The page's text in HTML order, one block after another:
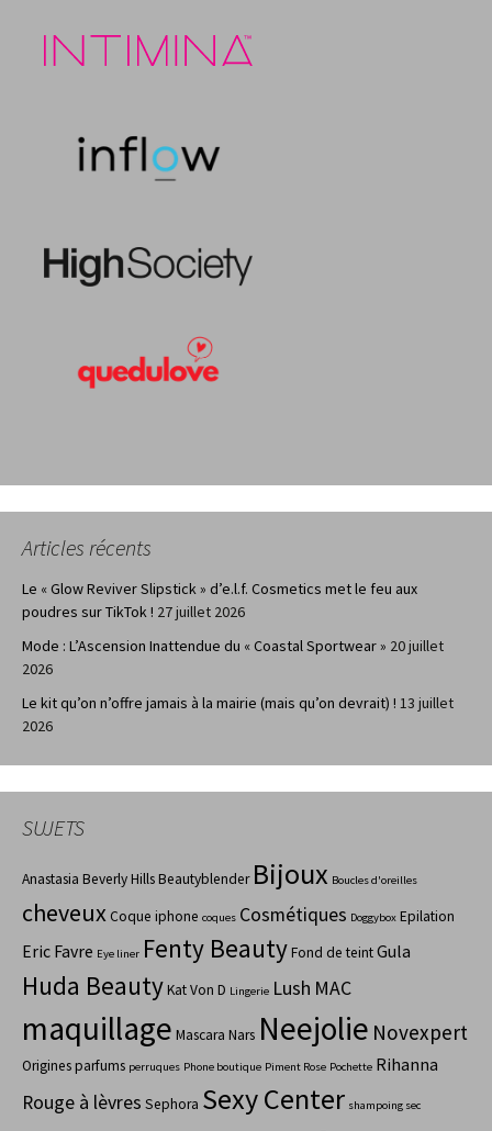
Articles récents
Le « Glow Reviver Slipstick » d’e.l.f. Cosmetics met le feu aux
poudres sur TikTok ! 27 juillet 2026
Mode : L’Ascension Inattendue du « Coastal Sportwear » 20 juillet
2026
Le kit qu’on n’offre jamais à la mairie (mais qu’on devrait) ! 13 juillet
2026
SUJETS
Anastasia Beverly HillsBeautyblender Bijoux Boucles d'oreilles
cheveuxCoque iphone coques Cosmétiques Doggybox Epilation
Eric Favre Eye liner Fenty BeautyFond de teintGula
Huda BeautyKat Von D Lingerie Lush MAC
maquillage Mascara Nars Neejolie Novexpert
Origines parfums perruques Phone boutique Piment Rose Pochette Rihanna
Rouge à lèvres Sephora Sexy Center shampoing sec